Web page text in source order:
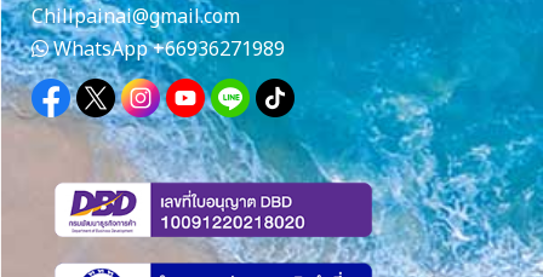
Chillpainai@gmail.com
WhatsApp+66936271989